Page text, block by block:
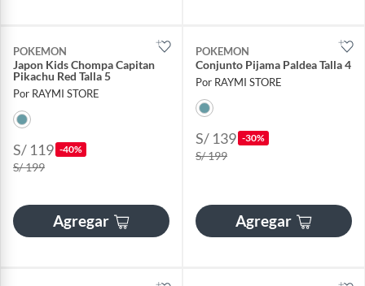
POKEMON
Japon Kids Chompa Capitan
Pikachu Red Talla 5
Por RAYMI STORE
S/ 119 -40%
S/ 199
Agregar
POKEMON
Conjunto Pijama Paldea Talla 4
Por RAYMI STORE
S/ 139 -30%
S/ 199
Agregar